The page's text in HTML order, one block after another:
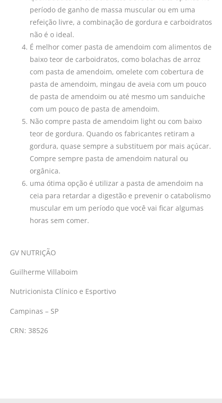
período de ganho de massa muscular ou em uma
refeição livre, a combinação de gordura e carboidratos
não é o ideal.
É melhor comer pasta de amendoim com alimentos de
baixo teor de carboidratos, como bolachas de arroz
com pasta de amendoim, omelete com cobertura de
pasta de amendoim, mingau de aveia com um pouco
de pasta de amendoim ou até mesmo um sanduiche
com um pouco de pasta de amendoim.
Não compre pasta de amendoim light ou com baixo
teor de gordura. Quando os fabricantes retiram a
gordura, quase sempre a substituem por mais açúcar.
Compre sempre pasta de amendoim natural ou
orgânica.
uma ótima opção é utilizar a pasta de amendoim na
ceia para retardar a digestão e prevenir o catabolismo
muscular em um período que você vai ficar algumas
horas sem comer.
GV NUTRIÇÃO
Guilherme Villaboim
Nutricionista Clínico e Esportivo
Campinas – SP
CRN: 38526